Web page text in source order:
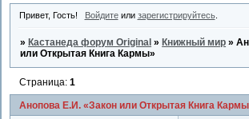
Привет, Гость! Войдитеили зарегистрируйтесь.
» Кастанеда форум Original » Книжный мир »
или Открытая Книга Кармы»
Анопова Е.И. «Закон или Открытая Книга
Страница:1